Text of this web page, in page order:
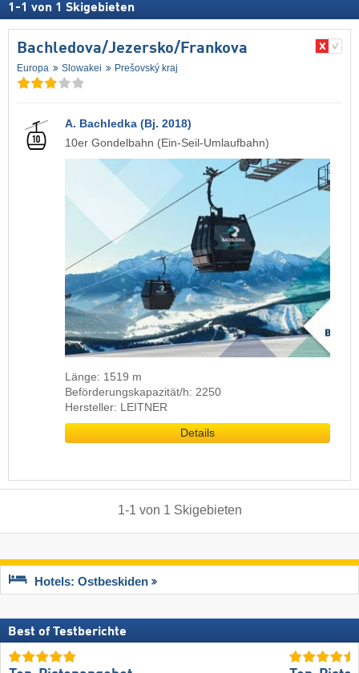
1 -1 von 1 Skigebieten
Bachledova/​Jezersko/​Frankova
Europa Slowakei Prešovský kraj
A. Bachledka (Bj. 2018)
10er Gondelbahn (Ein-Seil-Umlaufbahn)
Länge: 1519 m
Beförderungskapazität/h: 2250
Hersteller: LEITNER
Details
1-1 von 1 Skigebieten
Hotels: Ostbeskiden
Best of Testberichte